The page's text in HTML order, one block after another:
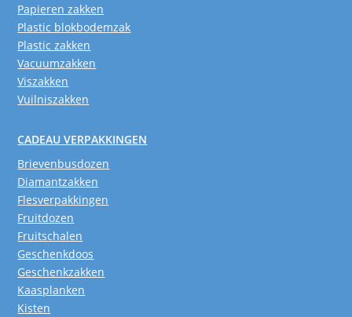
Papieren zakken
Plastic blokbodemzak
Plastic zakken
Vacuumzakken
Viszakken
Vuilniszakken
CADEAU VERPAKKINGEN
Brievenbusdozen
Diamantzakken
Flesverpakkingen
Fruitdozen
Fruitschalen
Geschenkdoos
Geschenkzakken
Kaasplanken
Kisten